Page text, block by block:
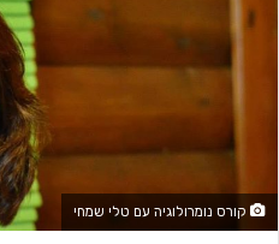
קורס נומרולוגיה עם טלי שמחי